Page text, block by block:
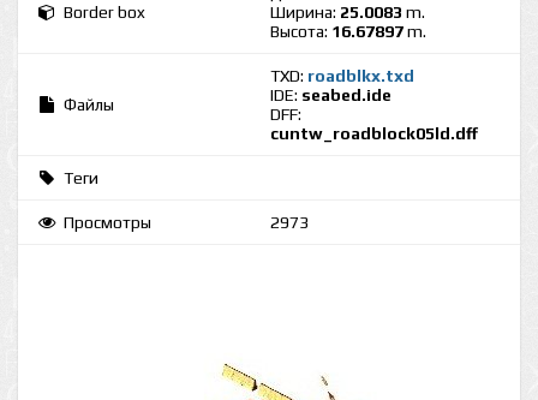
Border box
Ширина: 25.0083 m.
Высота: 16.67897m.
Файлы
TXD: roadblkx.txd
IDE: seabed.ide
DFF:
cuntw_roadblock05ld.dff
Теги
Просмотры 2973